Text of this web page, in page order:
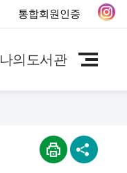
통합회원인증
나의도서관